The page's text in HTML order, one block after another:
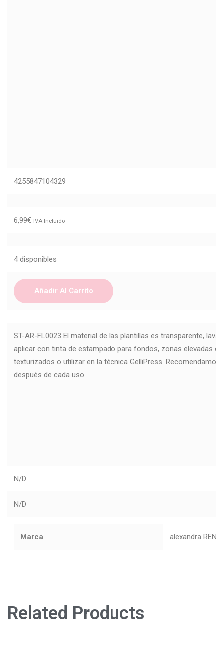
4255847104329
6,99€ IVA Incluido
4 disponibles
Añadir Al Carrito
ST-AR-FL0023 El material de las plantillas es transparente,
aplicar con tinta de estampado para fondos, zonas elevadas
texturizados o utilizar en la técnica GelliPress. Recomendamos
después de cada uso.
N/D
N/D
Marca alexandra
Related Products